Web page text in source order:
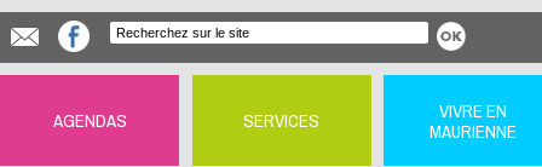
AGENDAS SERVICES
VIVRE EN
MAURIENNE